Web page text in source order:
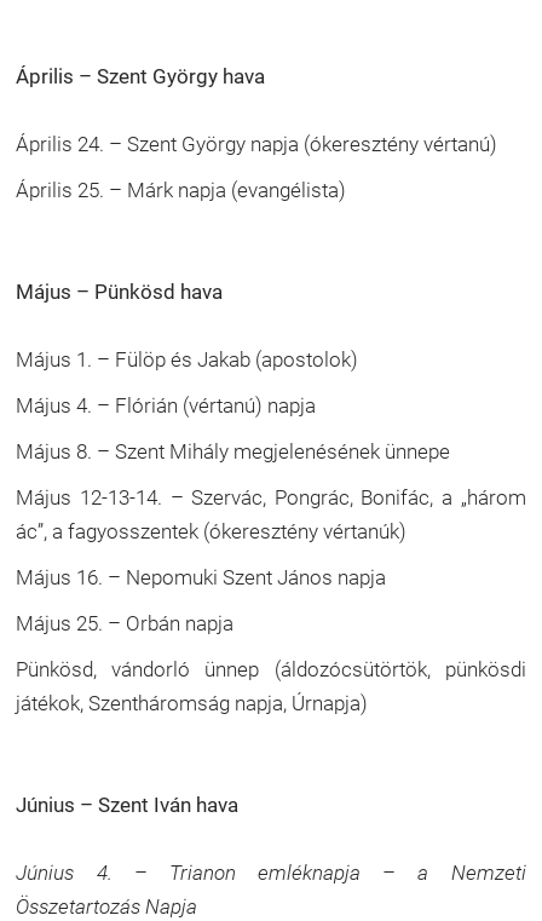
Április – Szent György hava
Április 24. – Szent György napja (ókeresztény vértanú)
Április 25. – Márk napja (evangélista)
Május – Pünkösd hava
Május 1. – Fülöp és Jakab (apostolok)
Május 4. – Flórián (vértanú) napja
Május 8. – Szent Mihály megjelenésének ünnepe
Május 12-13-14. – Szervác, Pongrác, Bonifác, a „három
ác”, a fagyosszentek (ókeresztény vértanúk)
Május 16. – Nepomuki Szent János napja
Május 25. – Orbán napja
Pünkösd, vándorló ünnep (áldozócsütörtök, pünkösdi
játékok, Szentháromság napja, Úrnapja)
Június – Szent Iván hava
Június 4. – Trianon emléknapja – a Nemzeti
Összetartozás Napja